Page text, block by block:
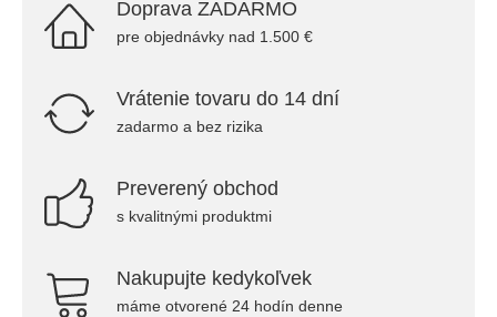
Doprava ZADARMO
pre objednávky nad 1.500 €
Vrátenie tovaru do 14 dní
zadarmo a bez rizika
Preverený obchod
s kvalitnými produktmi
Nakupujte kedykoľvek
máme otvorené 24 hodín denne